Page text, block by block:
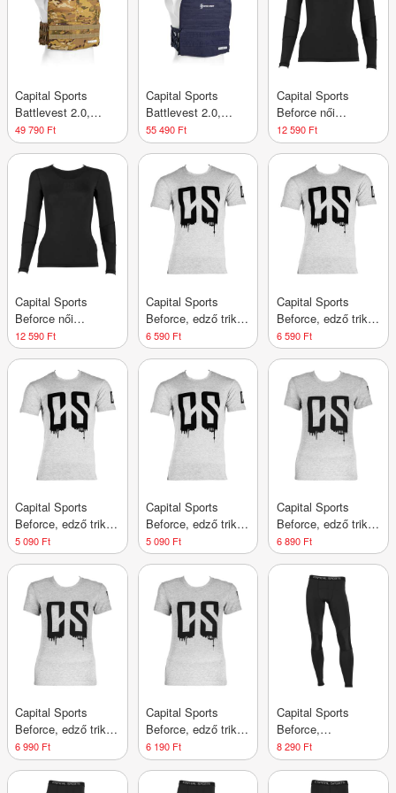
Capital Sports
Battlevest 2.0,
súlymellény, 2 x
8,75 lbs (4,0 kg)
súly, camo
49 790 Ft
Capital Sports
Battlevest 2.0,
súlymellény, 2 x
8,75 lbs (4,0 kg)
súly, kék
55 490 Ft
Capital Sports
Beforce női
kompressziós póló,
edző póló, S
12 590 Ft
Capital Sports
Beforce női
kompressziós póló,
edző póló, XS
12 590 Ft
Capital Sports
Beforce, edző trikó,
férfi, L méret,
szürke
6 590 Ft
Capital Sports
Beforce, edző trikó,
férfi, M méret,
szürke
6 590 Ft
Capital Sports
Beforce, edző trikó,
férfi, S méret,
szürke
5 090 Ft
Capital Sports
Beforce, edző trikó,
férfi, XL méret,
szürke
5 090 Ft
Capital Sports
Beforce, edző trikó,
férfi, XS méret,
szürke
6 890 Ft
Capital Sports
Beforce, edző trikó,
női, M méret,
szürke
6 990 Ft
Capital Sports
Beforce, edző trikó,
női, S méret,
szürke
6 190 Ft
Capital Sports
Beforce,
kompressziós
nadrág, funkcionális
fehérnemű, férfi, L
8 290 Ft